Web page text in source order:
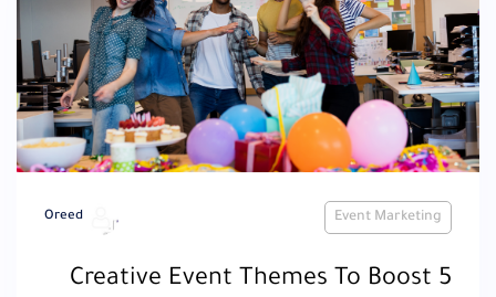
Event Marketing
Oreed
5 Creative Event Themes To Boost